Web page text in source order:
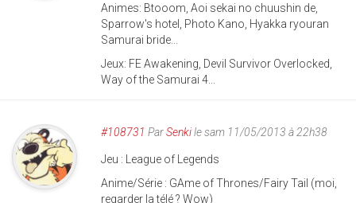
Animes: Btooom, Aoi sekai no chuushin de,
Sparrow's hotel, Photo Kano, Hyakka ryouran
Samurai bride...
Jeux: FE Awakening, Devil Survivor Overlocked,
Way of the Samurai 4...
#108731 ParSenkile sam 11/05/2013 à 22h38
Jeu : League of Legends
Anime/Série : GAme of Thrones/Fairy Tail (moi,
regarder la télé ? Wow)